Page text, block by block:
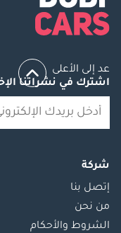
عد إلى الأعلى
اشترك في نشراتنا
شركة
إتصل بنا
من نحن
الشروط والأحكام